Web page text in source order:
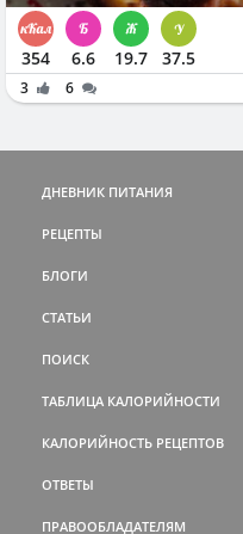
354 6.6 19.7 37.5
3 6
ДНЕВНИК ПИТАНИЯ
РЕЦЕПТЫ
БЛОГИ
СТАТЬИ
ПОИСК
ТАБЛИЦА КАЛОРИЙНОСТИ
КАЛОРИЙНОСТЬ РЕЦЕПТОВ
ОТВЕТЫ
ПРАВООБЛАДАТЕЛЯМ